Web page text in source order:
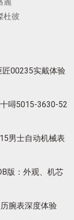
杜彼
00235实戴体验
噚5015-3630-52
男士自动机械表
版：外观、机芯
腕表深度体验